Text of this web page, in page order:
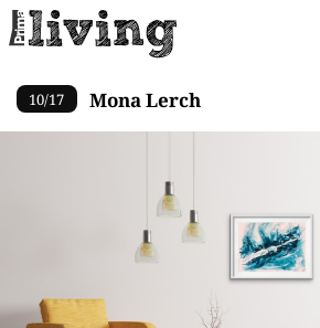
Trendy: JAK UŠETŘIT
Mona Lerch
10/17 Mona Lerch